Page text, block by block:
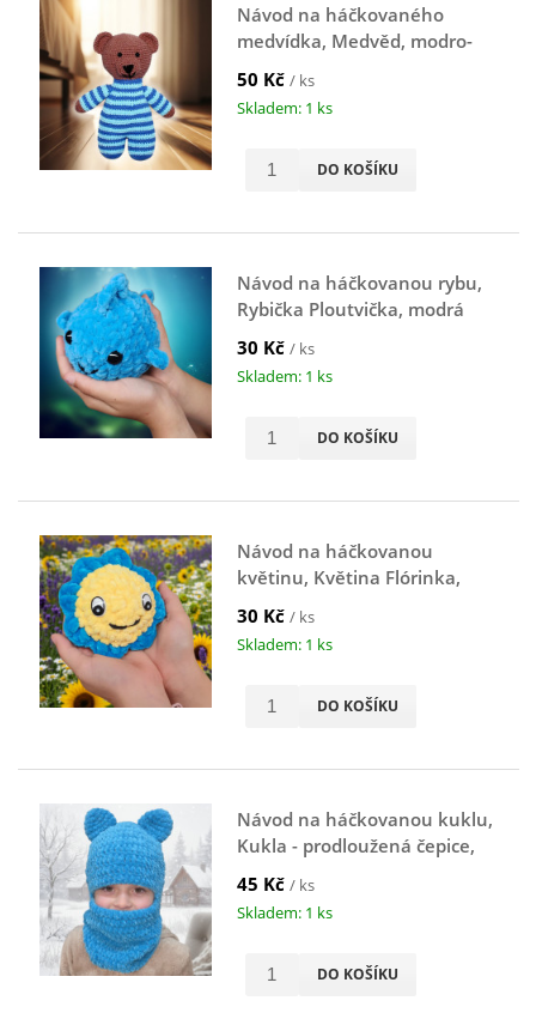
Návod na háčkovaného
medvídka, Medvěd, modro-
50 Kč / ks
Skladem: 1 ks
DO KOŠÍKU
Návod na háčkovanou rybu,
Rybička Ploutvička, modrá
30 Kč / ks
Skladem: 1 ks
DO KOŠÍKU
Návod na háčkovanou
květinu, Květina Flórinka,
30 Kč / ks
Skladem: 1 ks
DO KOŠÍKU
Návod na háčkovanou kuklu,
Kukla - prodloužená čepice,
45 Kč / ks
Skladem: 1 ks
DO KOŠÍKU